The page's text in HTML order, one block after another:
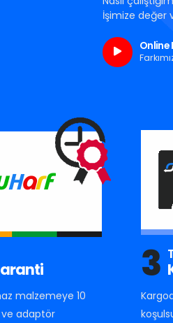
İşimize değer
Online
malzemeye 10
ve adaptör
3